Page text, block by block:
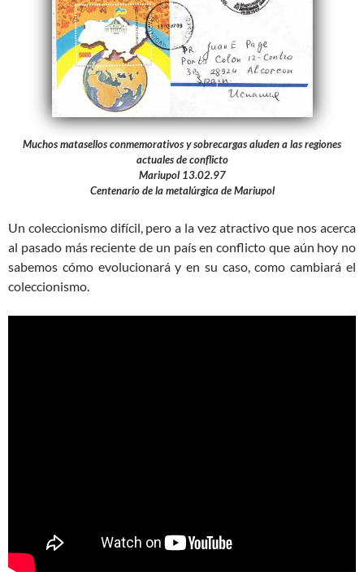
Muchos matasellos conmemorativos y sobrecargas aluden a las regiones
actuales de conflicto
Mariupol 13.02.97
Centenario de la metalúrgica de Mariupol
Un coleccionismo difícil, pero a la vez atractivo que nos acerca
al pasado más reciente de un país en conflicto que aún hoy no
sabemos cómo evolucionará y en su caso, como cambiará el
coleccionismo.